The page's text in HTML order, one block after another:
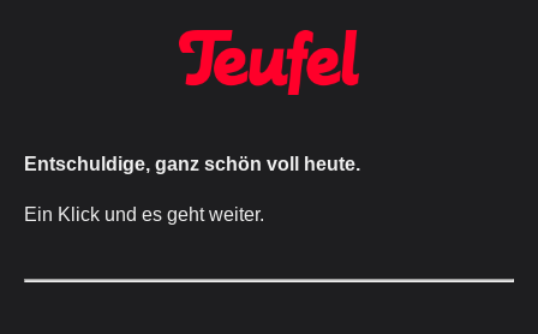
Entschuldige, ganz schön voll heute.
Ein Klick und es geht weiter.